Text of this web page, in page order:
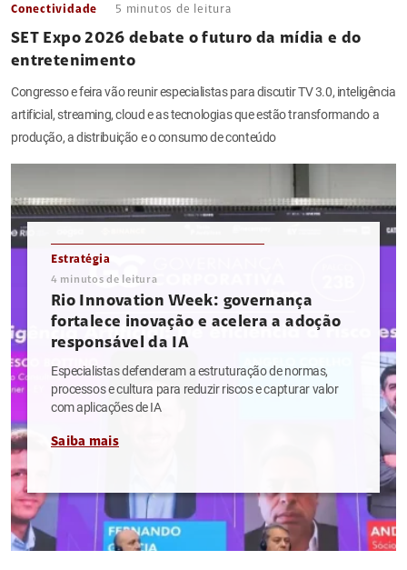
Conectividade 5 minutos de leitura
SET Expo 2026 debate o futuro da mídia e do
entretenimento
Congresso e feira vão reunir especialistas para discutir TV 3.0, inteligência
artificial, streaming, cloud e as tecnologias que estão transformando a
produção, a distribuição e o consumo de conteúdo
Estratégia
4 minutos de leitura
Rio Innovation Week: governança
fortalece inovação e acelera a adoção
responsável da IA
Especialistas defenderam a estruturação de normas,
processos e cultura para reduzir riscos e capturar valor
com aplicações de IA
Saiba mais